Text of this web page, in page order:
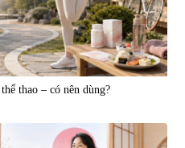
thao – có nên dùng?